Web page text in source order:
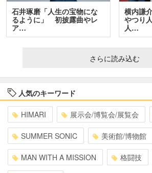
石井琢磨「人生の宝物にな
るように」 初披露曲やレ
ア…
横内謙
やつり
人…
さらに読み込む
人気のキーワード
HIMARI 展示会/博覧会/展覧会
SUMMER SONIC 美術館/博物館
MAN WITH A MISSION 格闘技